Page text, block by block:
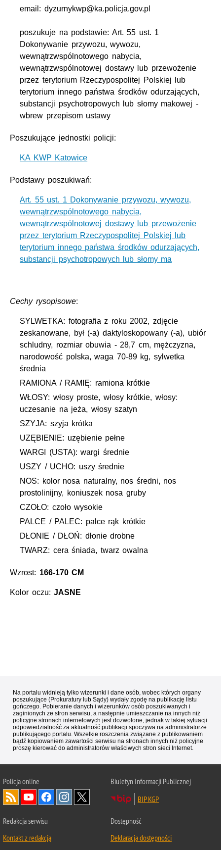
email: dyzurnykwp@ka.policja.gov.pl
poszukuje na podstawie: Art. 55 ust. 1
Dokonywanie przywozu, wywozu,
wewnątrzwspólnotowego nabycia,
wewnątrzwspólnotowej dostawy lub przewożenie
przez terytorium Rzeczypospolitej Polskiej lub
terytorium innego państwa środków odurzających,
substancji psychotropowych lub słomy makowej -
wbrew przepisom ustawy
Poszukujące jednostki policji:
KA KWP Katowice
Podstawy poszukiwań:
Art. 55 ust. 1 Dokonywanie przywozu, wywozu,
wewnątrzwspólnotowego nabycia,
wewnątrzwspólnotowej dostawy lub przewożenie
przez terytorium Rzeczypospolitej Polskiej lub
terytorium innego państwa środków odurzających,
substancji psychotropowych lub słomy ma
Cechy rysopisowe:
SYLWETKA: fotografia z roku 2002, zdjęcie
zeskanowane, był (-a) daktyloskopowany (-a), ubiór
schludny, rozmiar obuwia - 28,7 cm, mężczyzna,
narodowość polska, waga 70-89 kg, sylwetka
średnia
RAMIONA / RAMIĘ: ramiona krótkie
WŁOSY: włosy proste, włosy krótkie, włosy:
uczesanie na jeża, włosy szatyn
SZYJA: szyja krótka
UZĘBIENIE: uzębienie pełne
WARGI (USTA): wargi średnie
USZY / UCHO: uszy średnie
NOS: kolor nosa naturalny, nos średni, nos
prostolinijny, koniuszek nosa gruby
CZOŁO: czoło wysokie
PALCE / PALEC: palce rąk krótkie
DŁONIE / DŁOŃ: dłonie drobne
TWARZ: cera śniada, twarz owalna
Wzrost: 166-170 CM
Kolor oczu:JASNE
Na portalu widnieją tylko wizerunki i dane osób, wobec których organy
poszukujące (Prokuratury lub Sądy) wydały zgodę na publikację listu
gończego. Pobieranie danych i wizerunków osób poszukiwanych i
zaginionych ze stron serwisu, a następnie umieszczanie na innych niż
policyjne stronach internetowych jest dozwolone, jednak w takiej sytuacji
odpowiedzialność za aktualność publikacji spoczywa na administratorze
publikującego portalu. Wszelkie roszczenia związane z publikowaniem
bądź kopiowaniem zawartości serwisu na stronach innych niż policyjne
proszę kierować do administratorów właściwych stron sieci Internet.
Policjaonline
Biuletyn Informacji Publicznej
BIP KGP
Redakcja serwisu
Kontakt z redakcją
Dostępność
Deklaracja dostępności